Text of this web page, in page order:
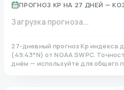
ПРОГНОЗ KP НА 27 ДНЕЙ —
Загрузка прогноза...
27-дневный прогноз Kp индекса
(49.43°N)от NOAA SWPC.
днём — используйте для общего